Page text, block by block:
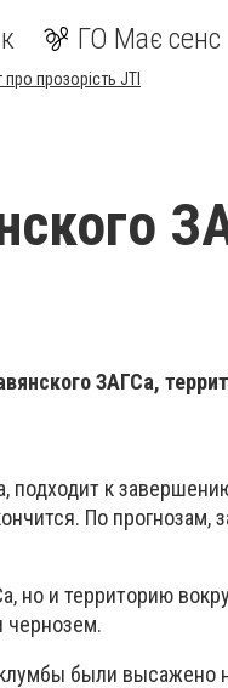
ГО Має сенс
про прозорість JTI
ЗАГСа,
подходит к
По прогнозам,
но и территорию
чернозем.
были высажено